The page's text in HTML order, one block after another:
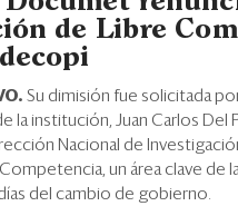
de Libre
Su dimisión fue solicitada
la institución, Juan Carlos Del
Nacional de
un área clave de
del cambio de gobierno.